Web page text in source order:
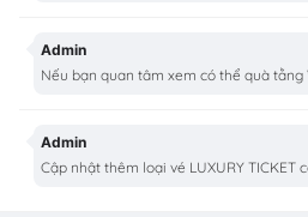
Admin
Nếu bạn quan tâm xem có thể quà tằng
Admin
Cập nhật thêm loại vé LUXURY TICKET